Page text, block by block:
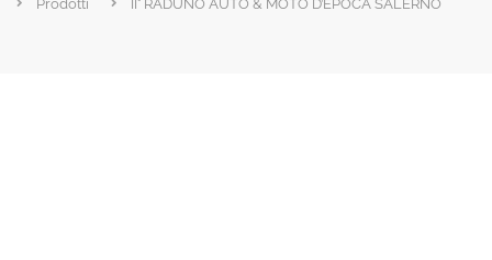
Prodotti II° RADUNO AUTO & MOTO D’EPOCA SALERNO